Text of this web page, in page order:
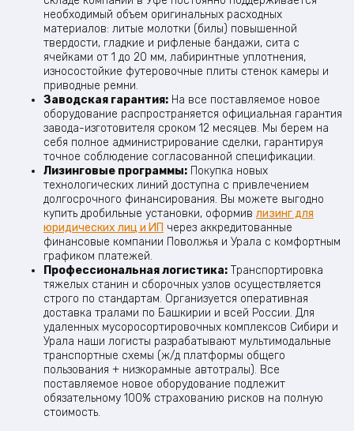
необходимый объем оригинальных расходных
материалов: литые молотки (билы) повышенной
твердости, гладкие и рифленые бандажи, сита с
ячейками от 1 до 20 мм, лабиринтные уплотнения,
износостойкие футеровочные плиты стенок камеры и
приводные ремни.
Заводская гарантия: На все поставляемое новое
оборудование распространяется официальная гарантия
завода-изготовителя сроком 12 месяцев. Мы берем на
себя полное администрирование сделки, гарантируя
точное соблюдение согласованной спецификации.
Лизинговые программы: Покупка новых
технологических линий доступна с привлечением
долгосрочного финансирования. Вы можете выгодно
купить дробильные установки, оформив лизинг для
юридических лиц и ИП через аккредитованные
финансовые компании Поволжья и Урала с комфортным
графиком платежей.
Профессиональная логистика: Транспортировка
тяжелых станин и сборочных узлов осуществляется
строго по стандартам. Организуется оперативная
доставка тралами по Башкирии и всей России. Для
удаленных мусоросортировочных комплексов Сибири и
Урала наши логисты разрабатывают мультимодальные
транспортные схемы (ж/д платформы общего
пользования + низкорамные автотралы). Все
поставляемое новое оборудование подлежит
обязательному 100% страхованию рисков на полную
стоимость.